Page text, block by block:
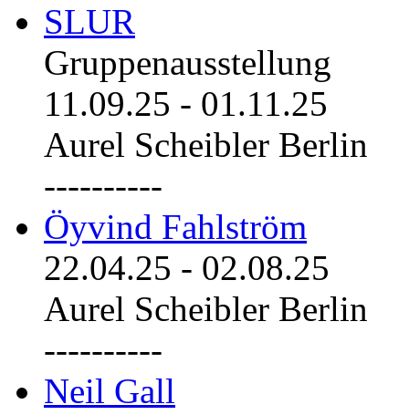
SLUR
Gruppenausstellung
11.09.25 - 01.11.25
Aurel Scheibler Berlin
----------
Öyvind Fahlström
22.04.25 - 02.08.25
Aurel Scheibler Berlin
----------
Neil Gall